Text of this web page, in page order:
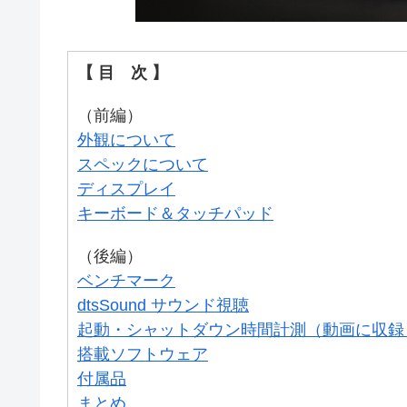
【 目 次 】
（前編）
外観について
スペックについて
ディスプレイ
キーボード＆タッチパッド
（後編）
ベンチマーク
dtsSound サウンド視聴
起動・シャットダウン時間計測（動画に収
搭載ソフトウェア
付属品